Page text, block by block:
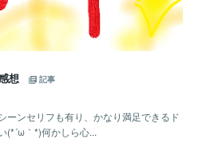
想
記事
ーンセリフも有り、かなり満足できるド
(*´ω｀*)何かしら心...